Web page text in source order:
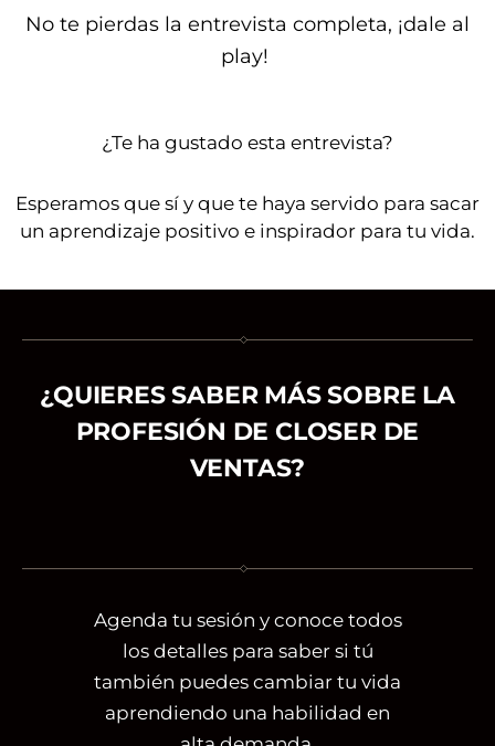
No te pierdas la entrevista completa, ¡dale al
play!
¿Te ha gustado esta entrevista?
Esperamos que sí y que te haya servido para sacar
un aprendizaje positivo e inspirador para tu vida.
¿QUIERES SABER MÁS SOBRE LA
PROFESIÓN DE CLOSER DE
VENTAS?
Agenda tu sesión y conoce todos
los detalles para saber si tú
también puedes cambiar tu vida
aprendiendo una habilidad en